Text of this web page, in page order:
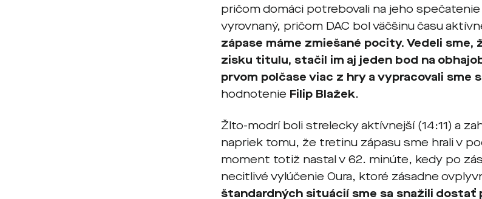
pričom domáci potrebovali na jeho
vyrovnaný, pričom DAC bol väčšinu času
zápase máme zmiešané pocity. Vedeli sme,
zisku titulu, stačil im aj jeden bod na
prvom polčase viac z hry a vypracovali sme
hodnotenie Filip Blažek.
Žlto-modrí boli strelecky aktívnejší (14:11) a
napriek tomu, že tretinu zápasu sme hrali v
moment totiž nastal v 62. minúte, kedy po
necitlivé vylúčenie Oura, ktoré zásadne
štandardných situácií sme sa snažili dostať